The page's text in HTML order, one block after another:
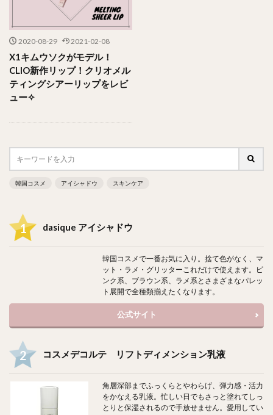
2020-08-29 2021-02-08
X1キムウソクがモデル！
CLIO新作リップ！クリオメル
ティングシアーリップをレビ
ュー✧
韓国コスメ アイシャドウ スキンケア
dasique アイシャドウ
韓国コスメで一番お気に入り。捨て色がなく、マ
ット・ラメ・グリッターこれだけで使えます。ピ
ンク系、ブラウン系、ラメ系とさまざまなパレッ
ト展開で全種類揃えたくなります。
公式サイト
コスメデコルテ リフトディメンション乳液
角層深部までふっくらとやわらげ、弾力感・活力
をかなえる乳液。忙しい日でもさっと塗れてしっ
とりと保湿されるので手放せません。愛用してい